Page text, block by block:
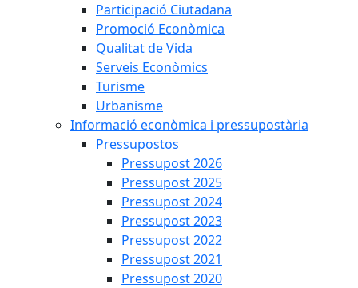
Participació Ciutadana
Promoció Econòmica
Qualitat de Vida
Serveis Econòmics
Turisme
Urbanisme
Informació econòmica i pressupostària
Pressupostos
Pressupost 2026
Pressupost 2025
Pressupost 2024
Pressupost 2023
Pressupost 2022
Pressupost 2021
Pressupost 2020